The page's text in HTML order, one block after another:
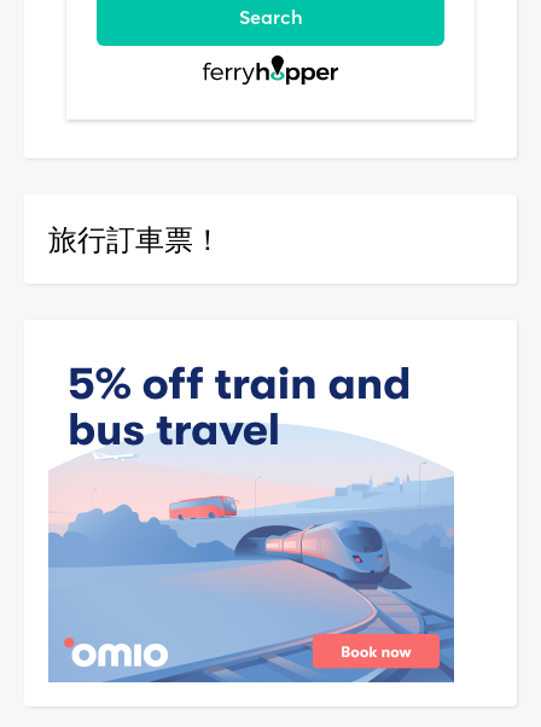
旅行訂車票！